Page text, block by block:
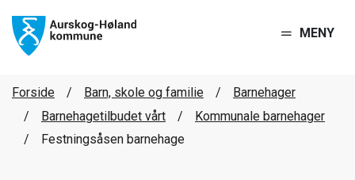
MENY
Forside Barn, skole og familie
Barnehager
Barnehagetilbudet vårt
Kommunale barnehager
Festningsåsen barnehage